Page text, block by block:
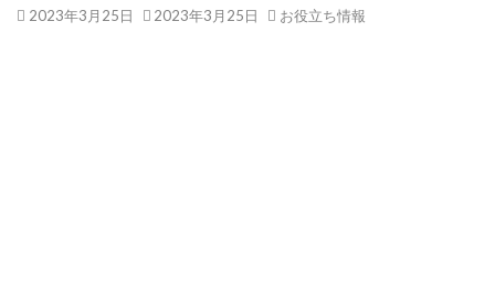
2023年3月25日 2023年3月25日 お役立ち情報